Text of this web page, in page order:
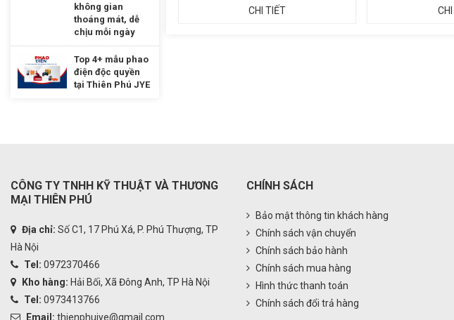
không gian
thoáng mát, dễ
chịu mỗi ngày
Top 4+ mẫu phao
điện độc quyền
tại Thiên Phú JYE
CHI TIẾT CHI TIẾT
CÔNG TY TNHH KỸ THUẬT VÀ THƯƠNG
MẠI THIÊN PHÚ
Địa chỉ: Số C1, 17 Phú Xá, P. Phú Thượng, TP
Hà Nội
Tel: 0972370466
Kho hàng: Hải Bối, Xã Đông Anh, TP Hà Nội
Tel: 0973413766
Email: thienphujye@gmail.com
CHÍNH SÁCH
Bảo mật thông tin khách hàng
Chính sách vận chuyển
Chính sách bảo hành
Chính sách mua hàng
Hình thức thanh toán
Chính sách đổi trả hàng